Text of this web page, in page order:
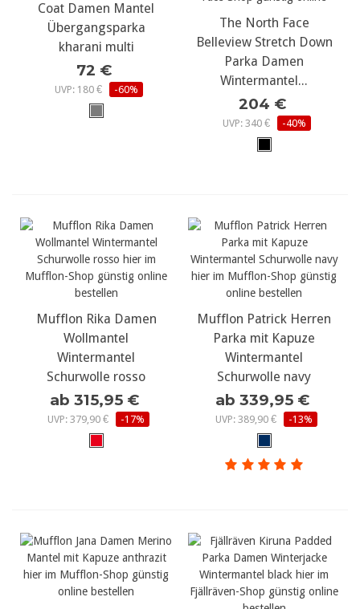
Coat Damen Mantel
Übergangsparka
kharani multi
72 €
UVP: 180 € -60%
The North Face
Belleview Stretch Down
Parka Damen
Wintermantel...
204 €
UVP: 340 € -40%
Mufflon Rika Damen
Wollmantel
Wintermantel
Schurwolle rosso
ab 315,95 €
UVP: 379,90 € -17%
Mufflon Patrick Herren
Parka mit Kapuze
Wintermantel
Schurwolle navy
ab 339,95 €
UVP: 389,90 € -13%